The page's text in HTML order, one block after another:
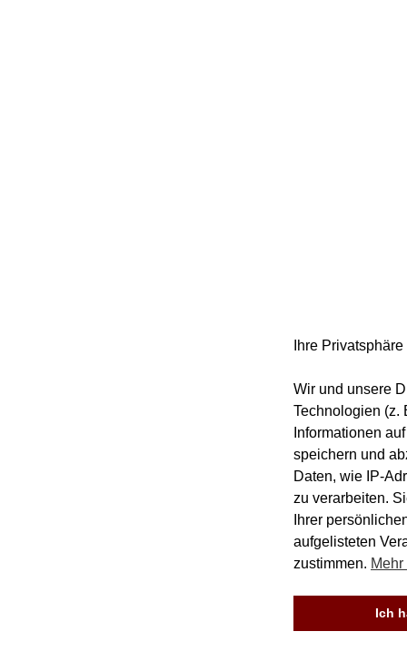
Ihre
Wir und unsere
Technologien (z.
Informationen
speichern und
Daten, wie IP-
zu verarbeiten.
Ihrer
aufgelisteten
zustimmen.
Ich